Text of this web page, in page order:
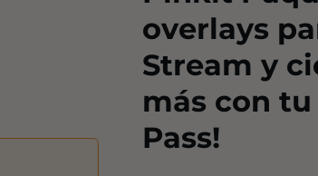
overlays
Stream y
más con
Pass!